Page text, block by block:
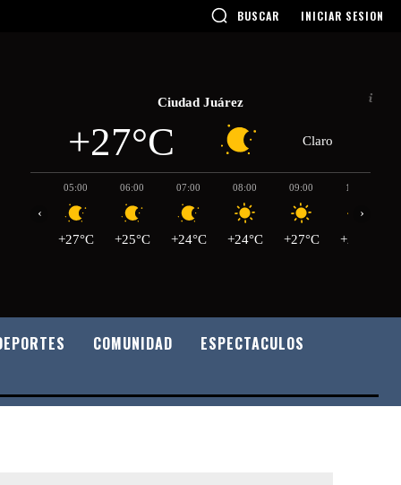
BUSCAR INICIAR SESION
Ciudad Juárez
+27°C Claro
05:00
+27°C
06:00
+25°C
07:00
+24°C
08:00
+24°C
09:00
+27°C
10:00
+29°C
‹ ›
COMUNIDAD
ESPECTACULOS